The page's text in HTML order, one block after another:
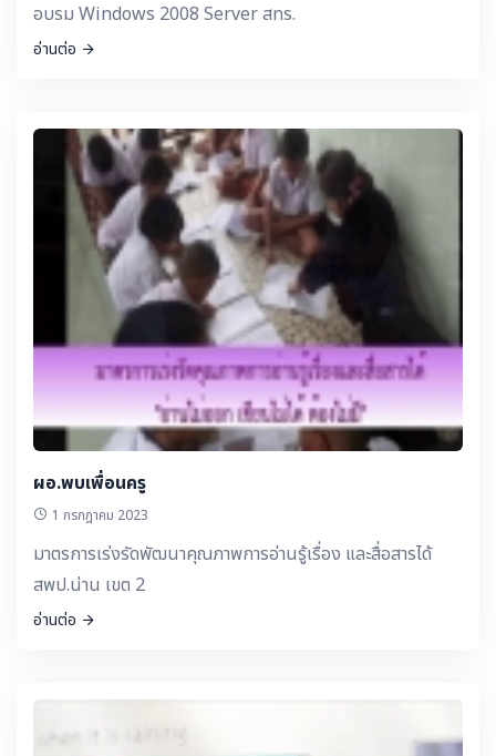
อบรม Windows 2008 Server สทร.
อ่านต่อ
ผอ.พบเพื่อนครู
1 กรกฎาคม 2023
มาตรการเร่งรัดพัฒนาคุณภาพการอ่านรู้เรื่อง และสื่อสารได้
สพป.น่าน เขต 2
อ่านต่อ